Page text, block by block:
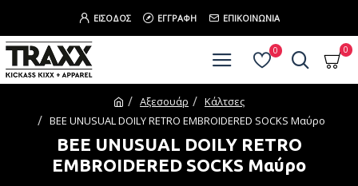
ΕΊΣΟΔΟΣ ΕΓΓΡΑΦΉ ΕΠΙΚΟΙΝΩΝΊΑ
0 0
Αξεσουάρ
Κάλτσες
BEE UNUSUAL DOILY RETRO EMBROIDERED SOCKS Mαύρο
BEE UNUSUAL DOILY RETRO
EMBROIDERED SOCKS Mαύρο